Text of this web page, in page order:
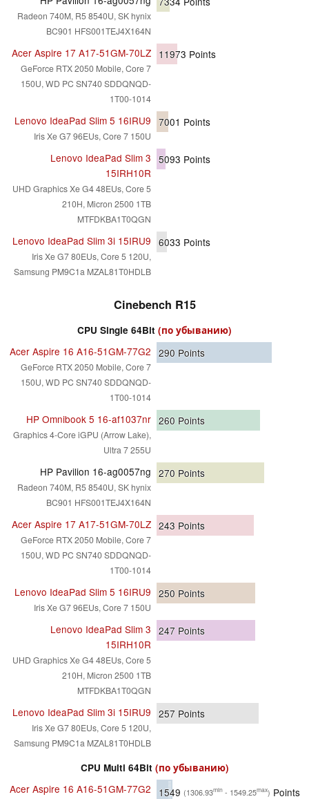
Radeon 740M, R5 8540U, SK hynix
BC901 HFS001TEJ4X164N
Acer Aspire 17 A17-51GM-70LZ
GeForce RTX 2050 Mobile, Core 7
150U, WD PC SN740 SDDQNQD-
1T00-1014
11973 Points
Lenovo IdeaPad Slim 5 16IRU9
Iris Xe G7 96EUs, Core 7 150U
7001 Points
Lenovo IdeaPad Slim 3
15IRH10R
UHD Graphics Xe G4 48EUs, Core 5
210H, Micron 2500 1TB
MTFDKBA1T0QGN
5093 Points
Lenovo IdeaPad Slim 3i 15IRU9
Iris Xe G7 80EUs, Core 5 120U,
Samsung PM9C1a MZAL81T0HDLB
6033 Points
Cinebench R15
CPU Single 64Bit (по убыванию)
Acer Aspire 16 A16-51GM-77G2
GeForce RTX 2050 Mobile, Core 7
150U, WD PC SN740 SDDQNQD-
1T00-1014
290 Points
HP Omnibook 5 16-af1037nr
Graphics 4-Core iGPU (Arrow Lake),
Ultra 7 255U
260 Points
HP Pavilion 16-ag0057ng
Radeon 740M, R5 8540U, SK hynix
BC901 HFS001TEJ4X164N
270 Points
Acer Aspire 17 A17-51GM-70LZ
GeForce RTX 2050 Mobile, Core 7
150U, WD PC SN740 SDDQNQD-
1T00-1014
243 Points
Lenovo IdeaPad Slim 5 16IRU9
Iris Xe G7 96EUs, Core 7 150U
250 Points
Lenovo IdeaPad Slim 3
15IRH10R
UHD Graphics Xe G4 48EUs, Core 5
210H, Micron 2500 1TB
MTFDKBA1T0QGN
247 Points
Lenovo IdeaPad Slim 3i 15IRU9
Iris Xe G7 80EUs, Core 5 120U,
Samsung PM9C1a MZAL81T0HDLB
257 Points
CPU Multi 64Bit (по убыванию)
Acer Aspire 16 A16-51GM-77G2 1549 (1306.93min - 1549.25max) Points